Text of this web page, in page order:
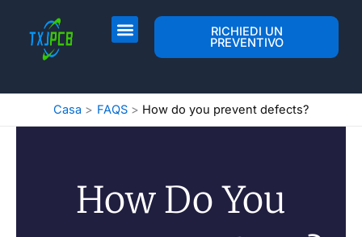
contenuto
RICHIEDI UN
PREVENTIVO
Casa FAQS How do you prevent defects?
How Do You